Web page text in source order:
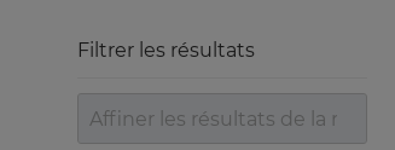
Filtrer les résultats